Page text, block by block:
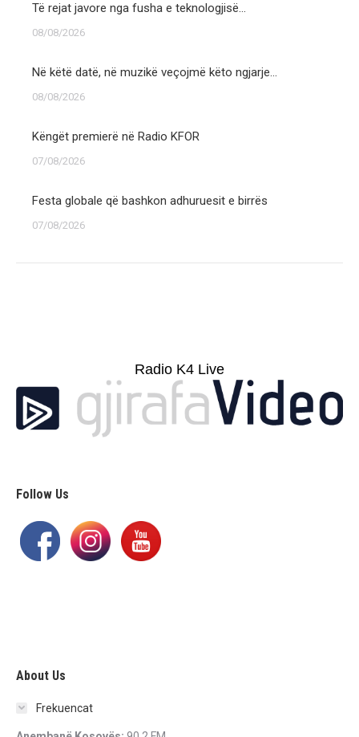
Të rejat javore nga fusha e teknologjisë…
08/08/2026
Në këtë datë, në muzikë veçojmë këto ngjarje…
08/08/2026
Këngët premierë në Radio KFOR
07/08/2026
Festa globale që bashkon adhuruesit e birrës
07/08/2026
Radio K4 Live
Follow Us
About Us
Frekuencat